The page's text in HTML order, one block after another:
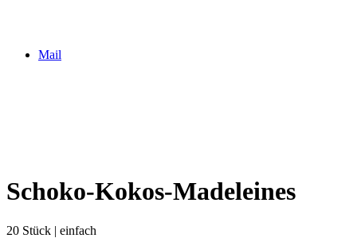
Mail
Schoko-Kokos-Madeleines
20 Stück | einfach